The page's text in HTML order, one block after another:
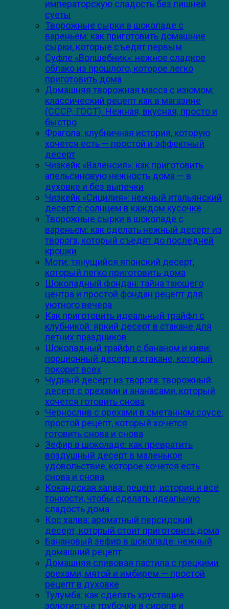
императорскую сладость без лишней
суеты
Творожные сырки в шоколаде с
вареньем: как приготовить домашние
сырки, которые съедят первым
Суфле «Волшебник»: нежное сладкое
облако из прошлого, которое легко
приготовить дома
Домашняя творожная масса с изюмом:
классический рецепт как в магазине
(СССР, ГОСТ). Нежная, вкусная, просто и
быстро
Фрагола: клубничная история, которую
хочется есть — простой и эффектный
десерт
Чизкейк «Валенсия»: как приготовить
апельсиновую нежность дома — в
духовке и без выпечки
Чизкейк «Сицилия»: нежный итальянский
десерт с солнцем в каждом кусочке
Творожные сырки в шоколаде с
вареньем: как сделать нежный десерт из
творога, который съедят до последней
крошки
Моти: тянущийся японский десерт,
который легко приготовить дома
Шоколадный фондан: тайна тающего
центра и простой фондан рецепт для
уютного вечера
Как приготовить идеальный трайфл с
клубникой: яркий десерт в стакане для
летних праздников
Шоколадный трайфл с бананом и киви:
порционный десерт в стакане, который
покорит всех
Чудный десерт из творога: творожный
десерт с орехами и ананасами, который
хочется готовить снова
Чернослив с орехами в сметанном соусе:
простой рецепт, который хочется
готовить снова и снова
Зефир в шоколаде: как превратить
воздушный десерт в маленькое
удовольствие, которое хочется есть
снова и снова
Кокандская халва: рецепт, история и все
тонкости, чтобы сделать идеальную
сладость дома
Кос халва: ароматный персидский
десерт, который стоит приготовить дома
Банановый зефир в шоколаде: нежный
домашний рецепт
Домашняя сливовая пастила с грецкими
орехами, мятой и имбирем — простой
рецепт в духовке
Тулумба: как сделать хрустящие
золотистые трубочки в сиропе и